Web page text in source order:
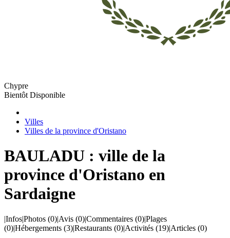
Chypre
Bientôt Disponible
Villes
Villes de la province d'Oristano
BAULADU : ville de la
province d'Oristano en
Sardaigne
|Infos|Photos (0)|Avis (0)|Commentaires (0)|Plages
(0)|Hébergements (3)|Restaurants (0)|Activités (19)|Articles (0)